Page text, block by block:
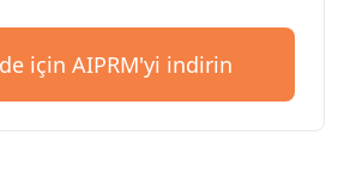
için AIPRM'yi indirin